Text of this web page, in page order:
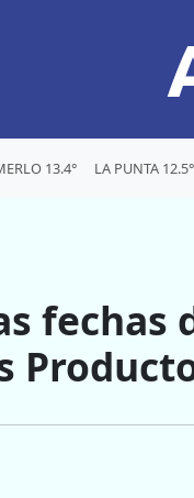
13.4° LA PUNTA 12.5°
fechas